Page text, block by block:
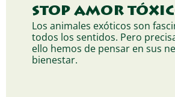
STOP AMOR
Los animales exóticos son
todos los sentidos. Pero
ello hemos de pensar en sus
bienestar.